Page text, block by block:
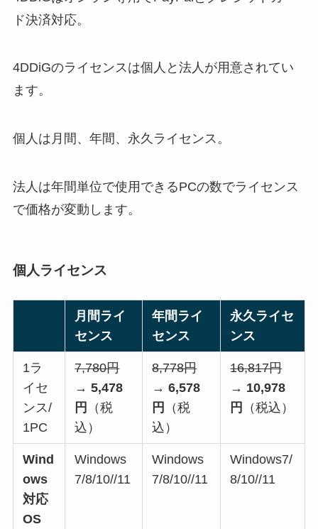
ド決済対応。
4DDiGのライセンスは個人と法人が用意されてい
ます。
個人は月間、年間、永久ライセンス。
法人は年間単位で使用できるPCの数でライセンス
で価格が変動します。
個人ライセンス
月間ライ
センス
年間ライ
センス
永久ライセ
ンス
1ラ
イセ
ンス/
1PC
7,780円
→5,478
円
（税
込）
8,778円
→6,578
円
（税
込）
16,817円
→ 10,978
円
（税込）
Wind
ows
対応
OS
Windows
7/8/10//11
Windows
7/8/10//11
Windows7/
8/10//11